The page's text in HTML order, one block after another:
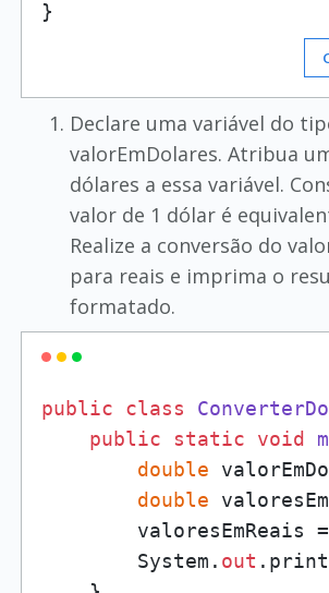
Declare uma variável do
valorEmDolares. Atribua
dólares a essa variável.
valor de 1 dólar é
Realize a conversão do
para reais e imprima o
formatado.
public class
public
static void
double
double
valoresEmReais
        System.
out